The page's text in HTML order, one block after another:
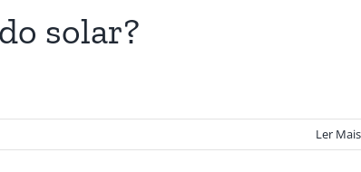
solar?
Ler Mais